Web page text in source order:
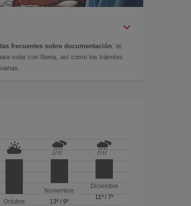
frecuentes sobre documentación: te
volar con Iberia, así como los trámites
Octubre
Noviembre
13º /9º
Diciembre
11º /7º